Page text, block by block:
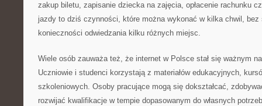
zakup biletu, zapisanie dziecka na zajęcia, opłacenie rachunku
jazdy to dziś czynności, które można wykonać w kilka chwil,
konieczności odwiedzania kilku różnych miejsc.
Wiele osób zauważa też, że internet w Polsce stał się ważnym
Uczniowie i studenci korzystają z materiałów edukacyjnych,
szkoleniowych. Osoby pracujące mogą się dokształcać,
rozwijać kwalifikacje w tempie dopasowanym do własnych